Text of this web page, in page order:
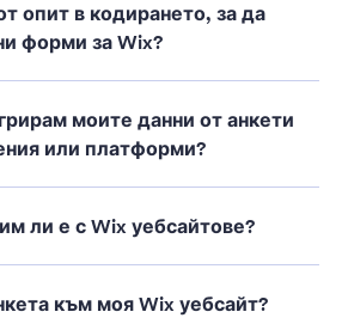
Лимит за подадени
за време и отговори
опит в кодирането, за да
форми за Wix?
моите данни от анкети
или платформи?
ли е с Wix уебсайтове?
към моя Wix уебсайт?